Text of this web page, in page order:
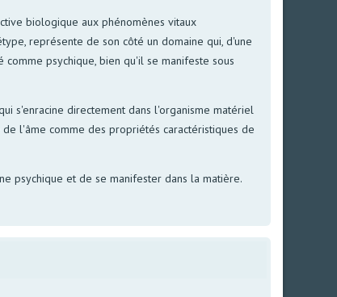
biologique aux phénomènes vitaux
représente de son côté un domaine qui, d'une
psychique, bien qu'il se manifeste sous
s'enracine directement dans l'organisme matériel
l'âme comme des propriétés caractéristiques de
psychique et de se manifester dans la matière.